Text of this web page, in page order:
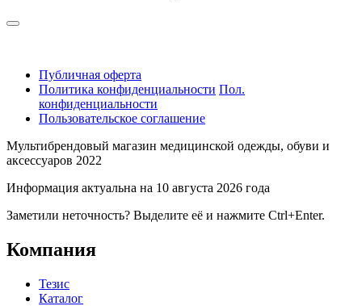
Публичная оферта
Политика конфиденциальности Пол.
конфиденциальности
Пользовательское соглашение
Мультибрендовый магазин медицинской одежды, обуви и
аксессуаров 2022
Информация актуальна на 10 августа 2026 года
Заметили неточность? Выделите её и нажмите Ctrl+Enter.
Компания
Тезис
Каталог